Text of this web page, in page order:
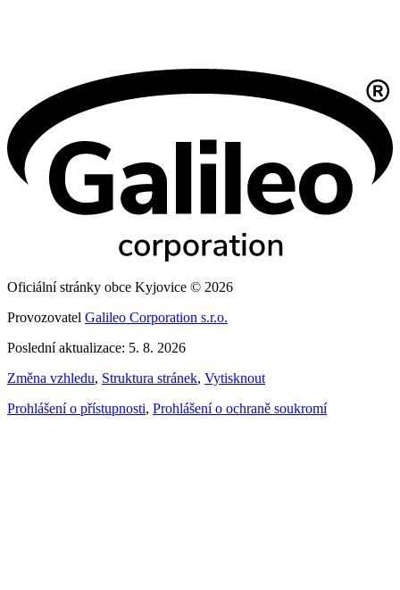
Oficiální stránky obce Kyjovice © 2026
Provozovatel Galileo Corporation s.r.o.
Poslední aktualizace: 5. 8. 2026
Změna vzhledu, Struktura stránek, Vytisknout
Prohlášení o přístupnosti, Prohlášení o ochraně soukromí